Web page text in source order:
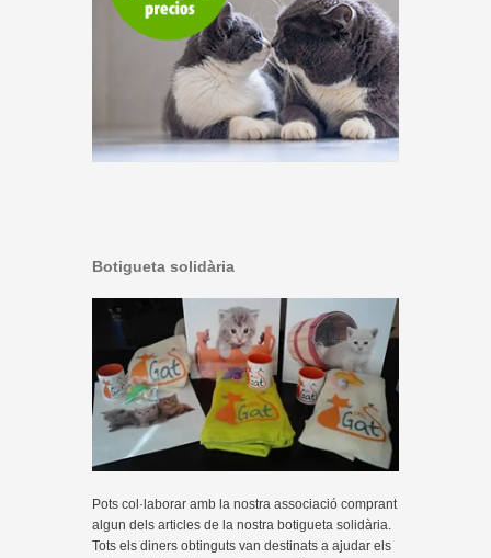
Botigueta solidària
Pots col·laborar amb la nostra associació comprant
algun dels articles de la nostra botigueta solidària.
Tots els diners obtinguts van destinats a ajudar els